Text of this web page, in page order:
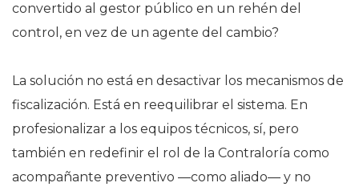
convertido al gestor público en un rehén del
control, en vez de un agente del cambio?
La solución no está en desactivar los mecanismos de
fiscalización. Está en reequilibrar el sistema. En
profesionalizar a los equipos técnicos, sí, pero
también en redefinir el rol de la Contraloría como
acompañante preventivo —como aliado— y no